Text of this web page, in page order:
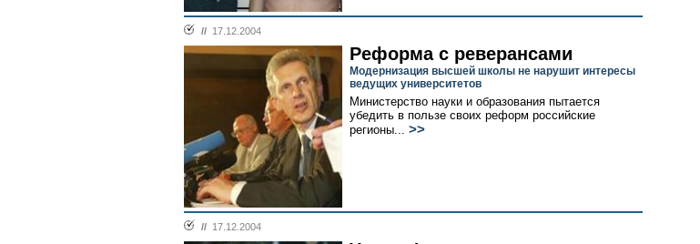
// 17.12.2004
Реформа с реверансами
Модернизация высшей школы не нарушит интересы
ведущих университетов
Министерство науки и образования пытается
убедить в пользе своих реформ российские
регионы... >>
// 17.12.2004